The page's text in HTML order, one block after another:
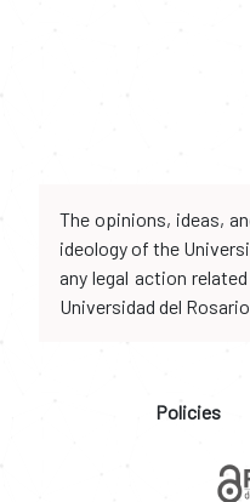
The opinions, ideas,
ideology of the
any legal action
Universidad del
Policies